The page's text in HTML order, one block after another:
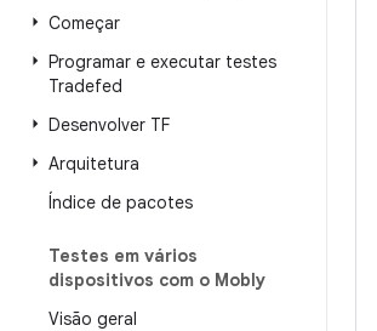
Começar
Programar e executar testes
Tradefed
Desenvolver TF
Arquitetura
Índice de pacotes
Testes em vários
dispositivos com o Mobly
Visão geral